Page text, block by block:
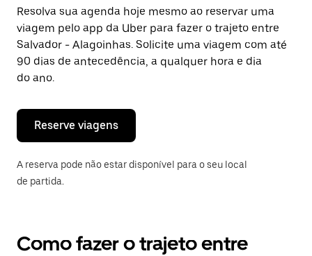
uma
data.
Pressione
a
tecla
“ESC”
para
o
calendário.
Resolva sua agenda hoje mesmo ao reservar uma
viagem pelo app da Uber para fazer o trajeto entre
Salvador - Alagoinhas. Solicite uma viagem com até
90 dias de antecedência, a qualquer hora e dia
do ano.
Reserve viagens
A reserva pode não estar disponível para o seu local
de partida.
Como fazer o trajeto entre